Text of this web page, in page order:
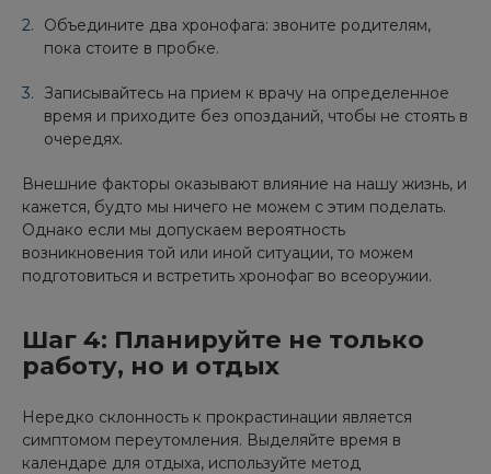
Объедините два хронофага: звоните родителям,
пока стоите в пробке.
Записывайтесь на прием к врачу на определенное
время и приходите без опозданий, чтобы не стоять в
очередях.
Внешние факторы оказывают влияние на нашу жизнь, и
кажется, будто мы ничего не можем с этим поделать.
Однако если мы допускаем вероятность
возникновения той или иной ситуации, то можем
подготовиться и встретить хронофаг во всеоружии.
Шаг 4: Планируйте не только
работу, но и отдых
Нередко склонность к прокрастинации является
симптомом переутомления. Выделяйте время в
календаре для отдыха, используйте метод